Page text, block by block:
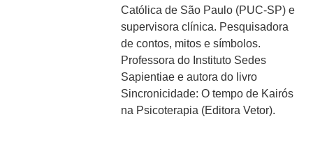
Católica de São Paulo (PUC-SP) e
supervisora clínica. Pesquisadora
de contos, mitos e símbolos.
Professora do Instituto Sedes
Sapientiae e autora do livro
Sincronicidade: O tempo de Kairós
na Psicoterapia (Editora Vetor).